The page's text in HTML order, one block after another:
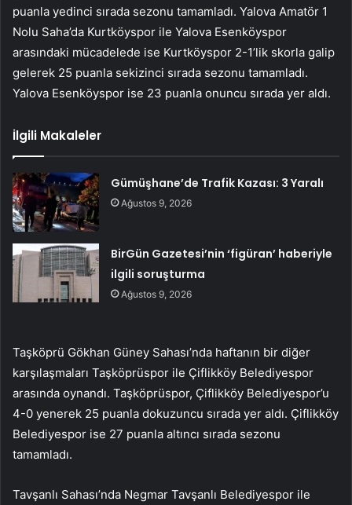
puanla yedinci sırada sezonu tamamladı. Yalova Amatör 1
Nolu Saha’da Kurtköyspor ile Yalova Esenköyspor
arasındaki mücadelede ise Kurtköyspor 2-1’lik skorla galip
gelerek 25 puanla sekizinci sırada sezonu tamamladı.
Yalova Esenköyspor ise 23 puanla onuncu sırada yer aldı.
İlgili Makaleler
Gümüşhane’de Trafik Kazası: 3 Yaralı
Ağustos 9, 2026
BirGün Gazetesi’nin ‘figüran’ haberiyle
ilgili soruşturma
Ağustos 9, 2026
Taşköprü Gökhan Güney Sahası’nda haftanın bir diğer
karşılaşmaları Taşköprüspor ile Çiflikköy Belediyespor
arasında oynandı. Taşköprüspor, Çiflikköy Belediyespor’u
4-0 yenerek 25 puanla dokuzuncu sırada yer aldı. Çiflikköy
Belediyespor ise 27 puanla altıncı sırada sezonu
tamamladı.
Tavşanlı Sahası’nda Negmar Tavşanlı Belediyespor ile